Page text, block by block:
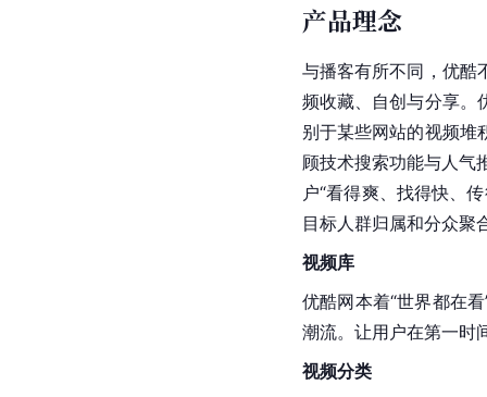
产品理念
与播客有所不同，优酷
频收藏、自创与分享。
别于某些网站的视频堆
顾技术搜索功能与人气
户“看得爽、找得快、
目标人群归属和分众聚
视频库
优酷网本着“世界都在
潮流。让用户在第一时
视频分类